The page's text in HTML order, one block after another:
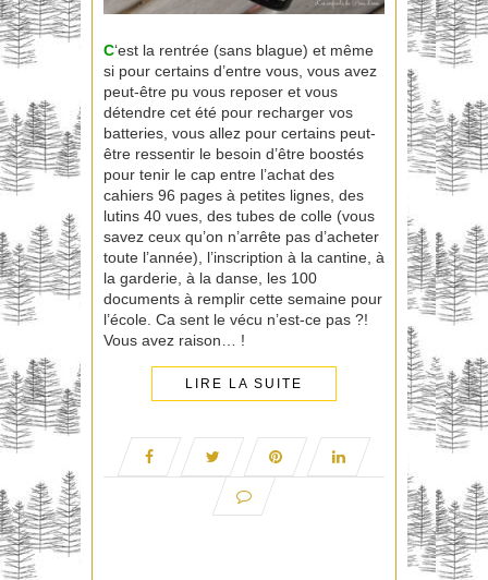
C‘est la rentrée (sans blague) et même
si pour certains d’entre vous, vous avez
peut-être pu vous reposer et vous
détendre cet été pour recharger vos
batteries, vous allez pour certains peut-
être ressentir le besoin d’être boostés
pour tenir le cap entre l’achat des
cahiers 96 pages à petites lignes, des
lutins 40 vues, des tubes de colle (vous
savez ceux qu’on n’arrête pas d’acheter
toute l’année), l’inscription à la cantine, à
la garderie, à la danse, les 100
documents à remplir cette semaine pour
l’école. Ca sent le vécu n’est-ce pas ?!
Vous avez raison… !
LIRE LA SUITE